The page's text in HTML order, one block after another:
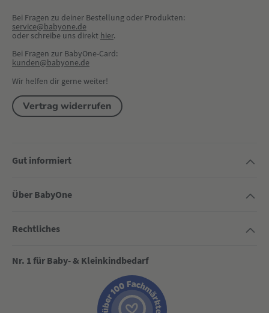
Bei Fragen zu deiner Bestellung oder Produkten:
service@babyone.de
oder schreibe uns direkt hier.
Bei Fragen zur BabyOne-Card:
kunden@babyone.de
Wir helfen dir gerne weiter!
Vertrag widerrufen
Gut informiert
Über BabyOne
Rechtliches
Nr. 1 für Baby- & Kleinkindbedarf